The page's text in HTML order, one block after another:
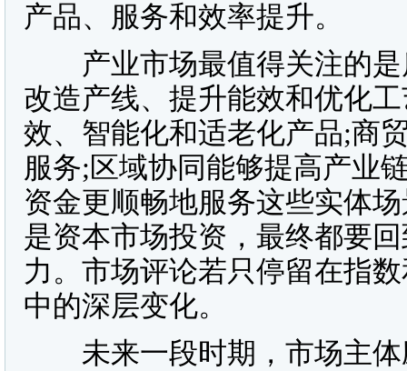
产品、服务和效率提升。
产业市场最值得关注的是
改造产线、提升能效和优化
效、智能化和适老化产品;商
服务;区域协同能够提高产业
资金更顺畅地服务这些实体
是资本市场投资，最终都要
力。市场评论若只停留在指
中的深层变化。
未来一段时期，市场主体